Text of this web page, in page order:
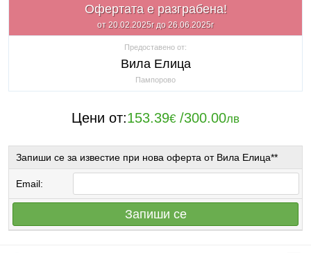
Офертата е разграбена!
от 20.02.2025г до 26.06.2025г
Предоставено от:
Вила Елица
Пампорово
Цени от:153.39€ /300.00лв
Запиши се за известие при нова оферта от Вила Елица**
Email:
Запиши се